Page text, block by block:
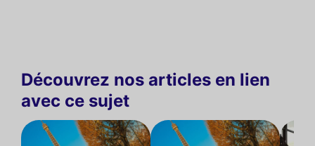
Découvrez nos articles en lien
avec ce sujet